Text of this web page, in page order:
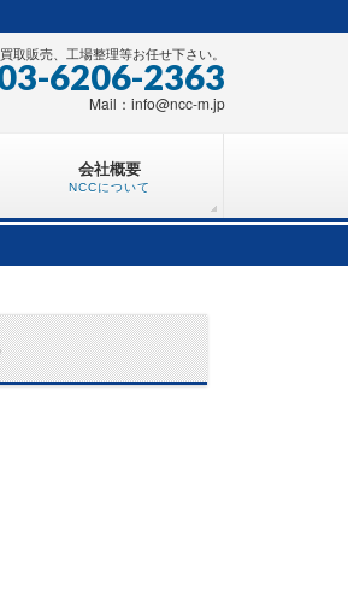
取販売、工場整理等お任せ下さい。
6206-2363
Mail：info@ncc-m.jp
会社概要
NCCについて